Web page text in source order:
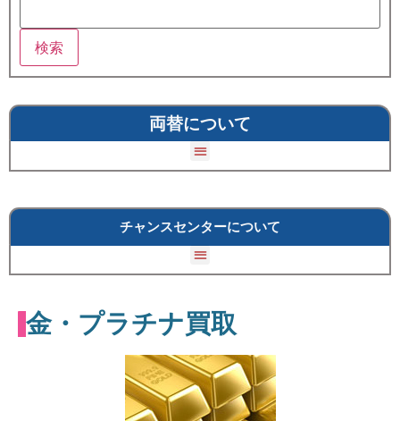
両替について
チャンスセンターについて
金・プラチナ買取